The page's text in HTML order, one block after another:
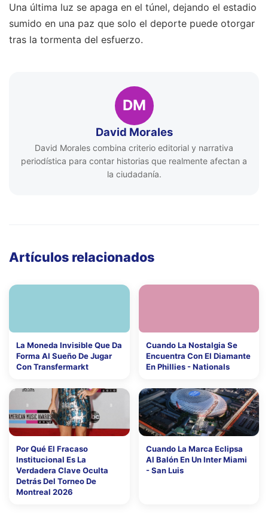
Una última luz se apaga en el túnel, dejando el estadio
sumido en una paz que solo el deporte puede otorgar
tras la tormenta del esfuerzo.
DM
David Morales
David Morales combina criterio editorial y narrativa
periodística para contar historias que realmente afectan a
la ciudadanía.
Artículos relacionados
La Moneda Invisible Que Da
Forma Al Sueño De Jugar
Con Transfermarkt
Cuando La Nostalgia Se
Encuentra Con El Diamante
En Phillies - Nationals
Por Qué El Fracaso
Institucional Es La
Verdadera Clave Oculta
Detrás Del Torneo De
Montreal 2026
Cuando La Marca Eclipsa
Al Balón En Un Inter Miami
- San Luis